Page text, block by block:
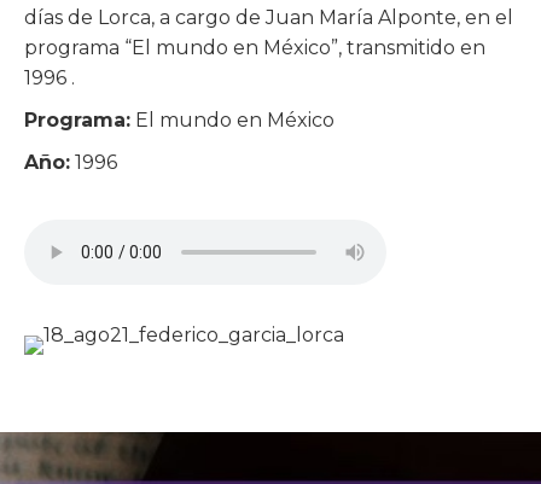
días de Lorca, a cargo de Juan María Alponte, en el
programa “El mundo en México”, transmitido en
1996 .
Programa: El mundo en México
Año: 1996